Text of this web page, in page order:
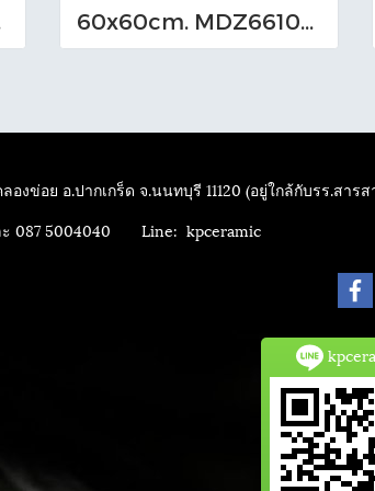
I) 60x60cm. MDZ661012_M (TS-I)
องข่อย อ.ปากเกร็ด จ.นนทบุรี 11120 (อยู่ใกล้กับรร.สา
ะ 087 5004040 Line: kpceramic